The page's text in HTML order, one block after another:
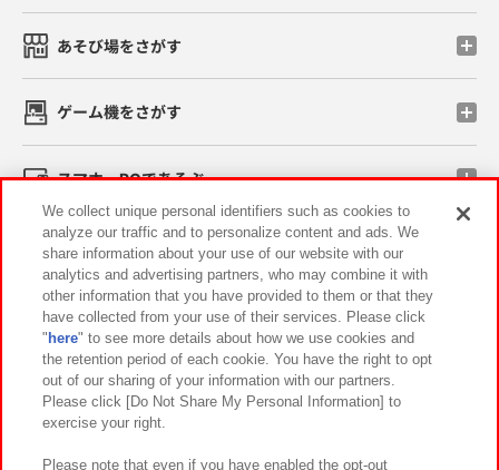
あそび場をさがす
ゲーム機をさがす
スマホ・PCであそぶ
イベント・キャンペーン
関連会社 サステナビリティ サイトポリシー
プライバシーポリシー ウェブアクセシビリティ方針と検証結果
お取引先さまとともに
カスタマーハラスメント対応方針 よくあるご質問・お問い合わせ
We collect unique personal identifiers such as cookies to
analyze our traffic and to personalize content and ads. We
share information about your use of our website with our
analytics and advertising partners, who may combine it with
other information that you have provided to them or that they
have collected from your use of their services. Please click
" here" to see more details about how we use cookies and
the retention period of each cookie. You have the right to opt
out of our sharing of your information with our partners.
Please click [Do Not Share My Personal Information] to
exercise your right.
Please note that even if you have enabled the opt-out